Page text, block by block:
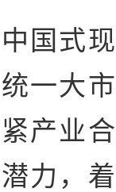
国式
一大
产业
力，